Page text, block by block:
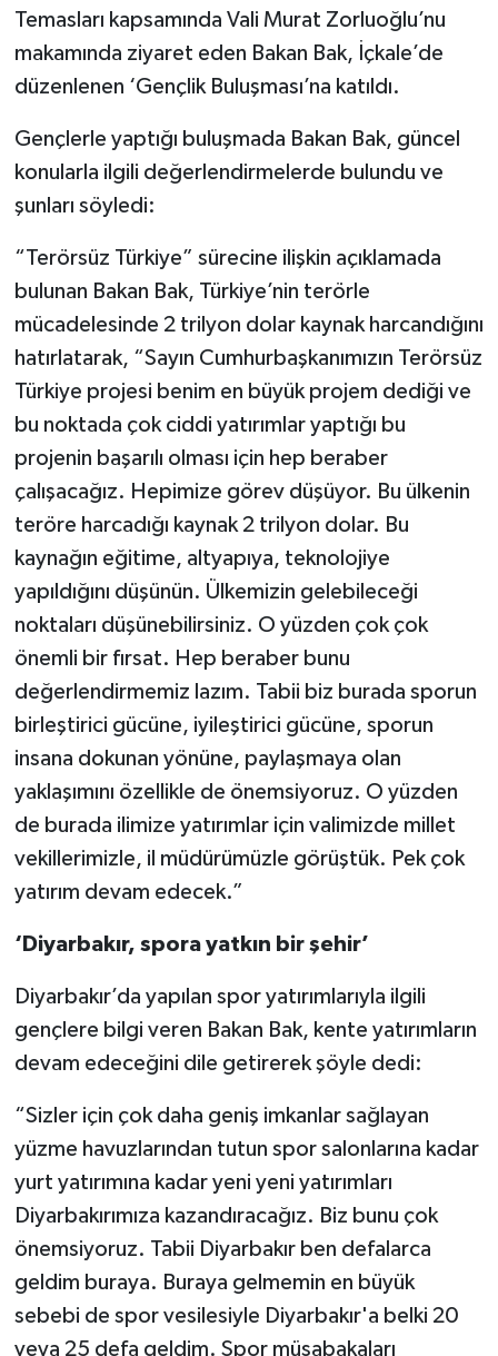
Temasları kapsamında Vali Murat Zorluoğlu’nu
makamında ziyaret eden Bakan Bak, İçkale’de
düzenlenen ‘Gençlik Buluşması’na katıldı.
Gençlerle yaptığı buluşmada Bakan Bak, güncel
konularla ilgili değerlendirmelerde bulundu ve
şunları söyledi:
“Terörsüz Türkiye” sürecine ilişkin açıklamada
bulunan Bakan Bak, Türkiye’nin terörle
mücadelesinde 2 trilyon dolar kaynak harcandığını
hatırlatarak, “Sayın Cumhurbaşkanımızın Terörsüz
Türkiye projesi benim en büyük projem dediği ve
bu noktada çok ciddi yatırımlar yaptığı bu
projenin başarılı olması için hep beraber
çalışacağız. Hepimize görev düşüyor. Bu ülkenin
teröre harcadığı kaynak 2 trilyon dolar. Bu
kaynağın eğitime, altyapıya, teknolojiye
yapıldığını düşünün. Ülkemizin gelebileceği
noktaları düşünebilirsiniz. O yüzden çok çok
önemli bir fırsat. Hep beraber bunu
değerlendirmemiz lazım. Tabii biz burada sporun
birleştirici gücüne, iyileştirici gücüne, sporun
insana dokunan yönüne, paylaşmaya olan
yaklaşımını özellikle de önemsiyoruz. O yüzden
de burada ilimize yatırımlar için valimizde millet
vekillerimizle, il müdürümüzle görüştük. Pek çok
yatırım devam edecek.”
‘Diyarbakır, spora yatkın bir şehir’
Diyarbakır’da yapılan spor yatırımlarıyla ilgili
gençlere bilgi veren Bakan Bak, kente yatırımların
devam edeceğini dile getirerek şöyle dedi:
“Sizler için çok daha geniş imkanlar sağlayan
yüzme havuzlarından tutun spor salonlarına kadar
yurt yatırımına kadar yeni yeni yatırımları
Diyarbakırımıza kazandıracağız. Biz bunu çok
önemsiyoruz. Tabii Diyarbakır ben defalarca
geldim buraya. Buraya gelmemin en büyük
sebebi de spor vesilesiyle Diyarbakır'a belki 20
veya 25 defa geldim. Spor müsabakaları